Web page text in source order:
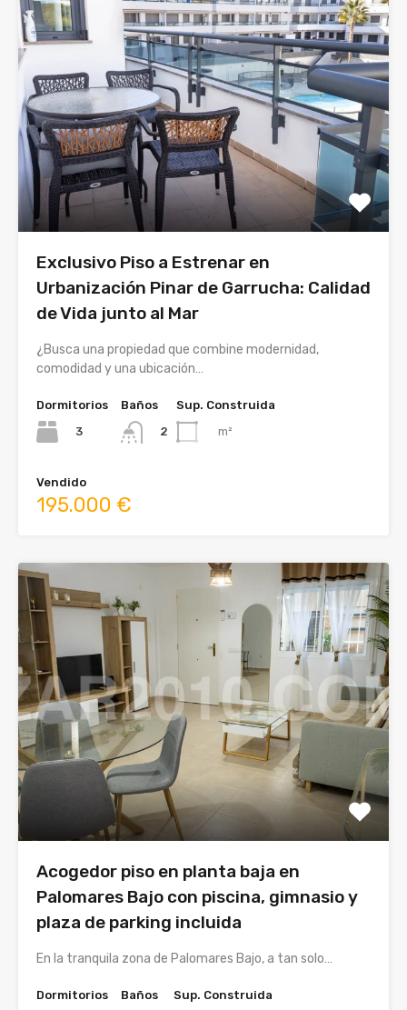
Exclusivo Piso a Estrenar en
Urbanización Pinar de Garrucha: Calidad
de Vida junto al Mar
¿Busca una propiedad que combine modernidad,
comodidad y una ubicación…
Dormitorios
3
Baños
2
Sup. Construida
m²
Vendido
195.000 €
Acogedor piso en planta baja en
Palomares Bajo con piscina, gimnasio y
plaza de parking incluida
En la tranquila zona de Palomares Bajo, a tan solo…
Dormitorios
Baños
Sup. Construida